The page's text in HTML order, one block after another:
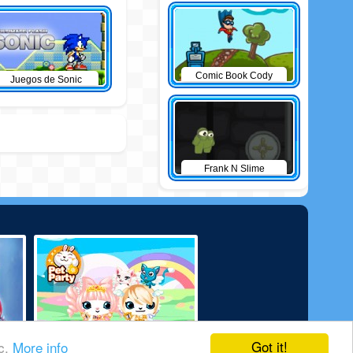
Got it!
More info
Juegos de Sonic Comic Book Cody
Frank N Slime